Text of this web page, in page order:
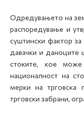
Е-Царина
Медиа центар
Контакт
Е-Весник
Одредувањето на
распоредување и
суштински фактор
давачки и даноците
стоките, кое
националност на
мерки на трговска
трговски забрани,